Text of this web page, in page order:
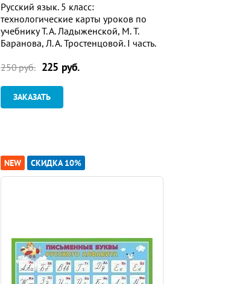
Русский язык. 5 класс:
технологические карты уроков по
учебнику Т. А. Ладыженской, М. Т.
Баранова, Л. А. Тростенцовой. I часть.
250 руб. 225 руб.
ЗАКАЗАТЬ
NEW СКИДКА 10%